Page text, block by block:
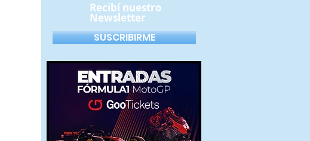
Recibí nuestro
Newsletter
SUSCRIBIRME